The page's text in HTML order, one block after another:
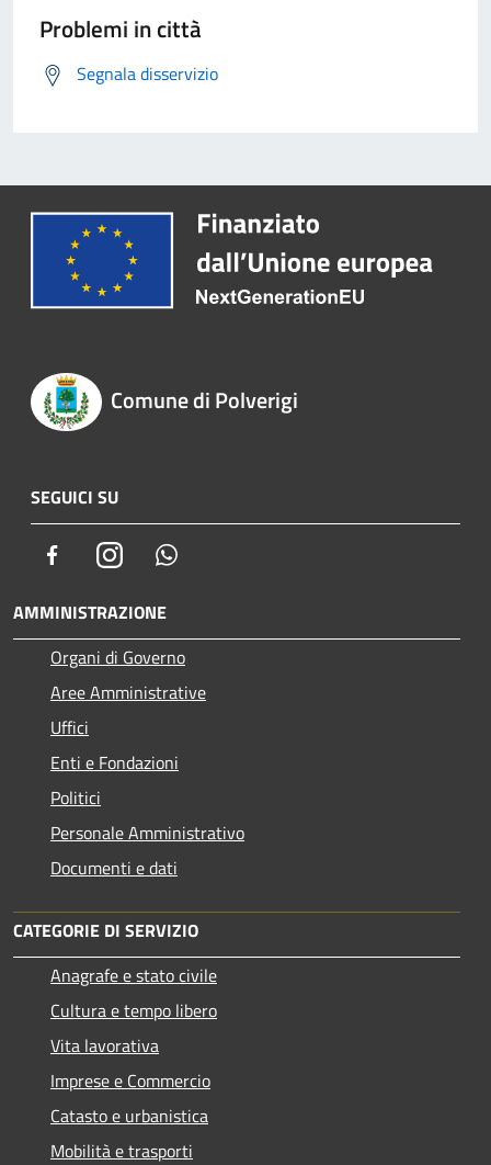
Problemi in città
Segnala disservizio
Comune di Polverigi
SEGUICI SU
FacebookInstagram
AMMINISTRAZIONE
Organi di Governo
Aree Amministrative
Uffici
Enti e Fondazioni
Politici
Personale Amministrativo
Documenti e dati
CATEGORIE DI SERVIZIO
Anagrafe e stato civile
Cultura e tempo libero
Vita lavorativa
Imprese e Commercio
Catasto e urbanistica
Mobilità e trasporti